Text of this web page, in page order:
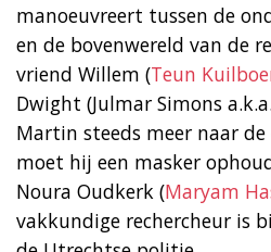
manoeuvreert tussen de
en de bovenwereld van de
vriend Willem (Teun
Dwight (Julmar Simons
Martin steeds meer naar
moet hij een masker
Noura Oudkerk (Maryam
vakkundige rechercheur is